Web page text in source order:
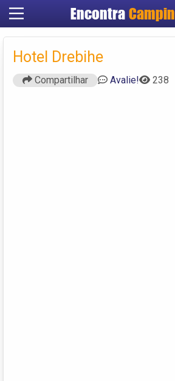
Encontra
Cadastrar
Hotel Drebihe
Compartilhar Avalie! 238